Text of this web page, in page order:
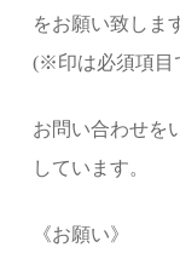
をお願い致しま
(※印は必須項目
お問い合わせを
しています。
《お願い》